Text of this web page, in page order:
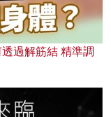
過解筋結 精準調